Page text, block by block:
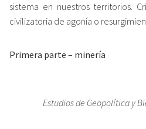
sistema en nuestros territorios.
civilizatoria de agonía o
Primera parte – minería
Integrantes
Estudios de Geopolítica